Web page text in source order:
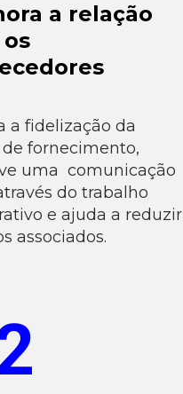
a relação
a fidelização da
fornecimento,
uma comunicação
do trabalho
e ajuda a reduzir
associados.